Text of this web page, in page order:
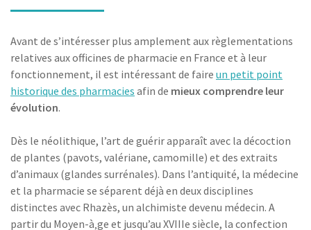
Avant de s’intéresser plus amplement aux règlementations
relatives aux officines de pharmacie en France et à leur
fonctionnement, il est intéressant de faire un petit point
historique des pharmacies afin de mieux comprendre leur
évolution.
Dès le néolithique, l’art de guérir apparaît avec la décoction
de plantes (pavots, valériane, camomille) et des extraits
d’animaux (glandes surrénales). Dans l’antiquité, la médecine
et la pharmacie se séparent déjà en deux disciplines
distinctes avec Rhazès, un alchimiste devenu médecin. A
partir du Moyen-à‚ge et jusqu’au XVIIIe siècle, la confection